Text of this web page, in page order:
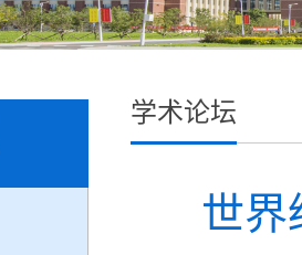
学术论坛
世界